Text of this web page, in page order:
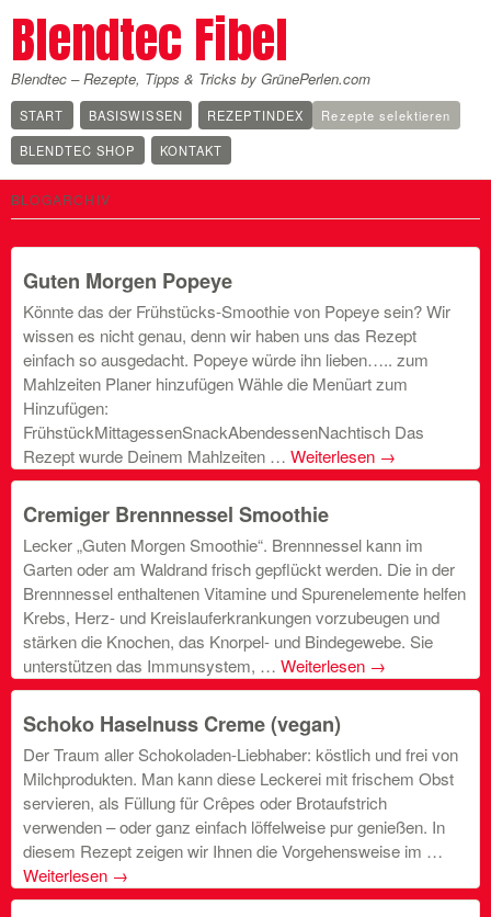
Blendtec Fibel
Blendtec – Rezepte, Tipps & Tricks by GrünePerlen.com
START BASISWISSEN REZEPTINDEX
Rezepte selektieren
BLENDTEC SHOP
KONTAKT
BLOGARCHIV
Guten Morgen Popeye
Könnte das der Frühstücks-Smoothie von Popeye sein? Wir
wissen es nicht genau, denn wir haben uns das Rezept
einfach so ausgedacht. Popeye würde ihn lieben….. zum
Mahlzeiten Planer hinzufügen Wähle die Menüart zum
Hinzufügen:
FrühstückMittagessenSnackAbendessenNachtisch Das
Rezept wurde Deinem Mahlzeiten … Weiterlesen →
Cremiger Brennnessel Smoothie
Lecker „Guten Morgen Smoothie“. Brennnessel kann im
Garten oder am Waldrand frisch gepflückt werden. Die in der
Brennnessel enthaltenen Vitamine und Spurenelemente helfen
Krebs, Herz- und Kreislauferkrankungen vorzubeugen und
stärken die Knochen, das Knorpel- und Bindegewebe. Sie
unterstützen das Immunsystem, … Weiterlesen →
Schoko Haselnuss Creme (vegan)
Der Traum aller Schokoladen-Liebhaber: köstlich und frei von
Milchprodukten. Man kann diese Leckerei mit frischem Obst
servieren, als Füllung für Crêpes oder Brotaufstrich
verwenden – oder ganz einfach löffelweise pur genießen. In
diesem Rezept zeigen wir Ihnen die Vorgehensweise im …
Weiterlesen →